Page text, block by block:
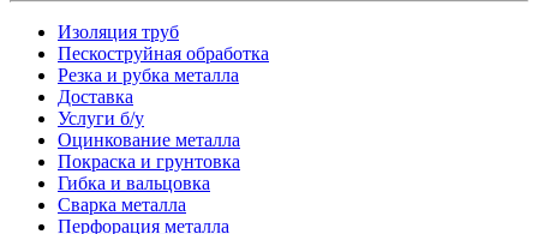
Изоляция труб
Пескоструйная обработка
Резка и рубка металла
Доставка
Услуги б/у
Оцинкование металла
Покраска и грунтовка
Гибка и вальцовка
Сварка металла
Перфорация металла